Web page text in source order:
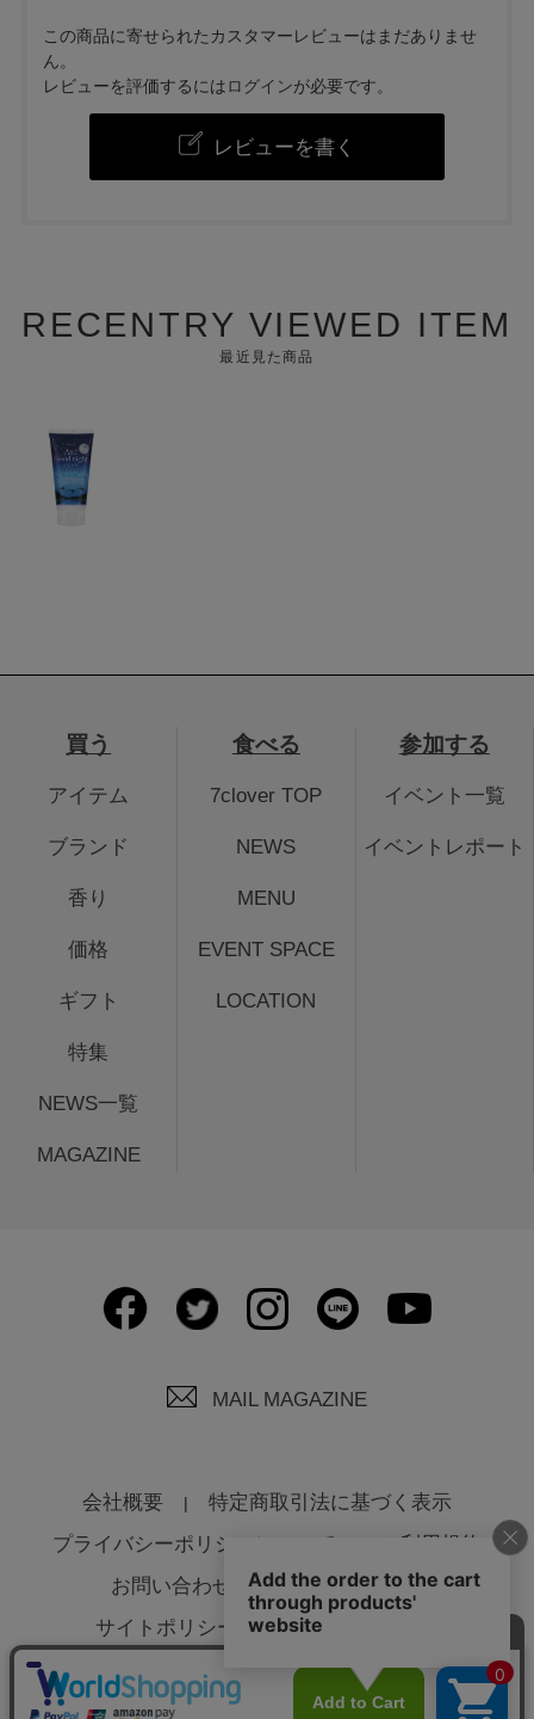
この商品に寄せられたカスタマーレビューはまだありませ
ん。
レビューを評価するにはログインが必要です。
レビューを書く
RECENTRY VIEWED ITEM
最近見た商品
買う
アイテム
ブランド
香り
価格
ギフト
特集
NEWS一覧
MAGAZINE
食べる
7clover TOP
NEWS
MENU
EVENT SPACE
LOCATION
参加する
イベント一覧
イベントレポート
MAIL MAGAZINE
会社概要
特定商取引法に基づく表示
プライバシーポリシーについて
ご利用規約
お問い合わせ
よくあるご質問
サイトポリシーについて